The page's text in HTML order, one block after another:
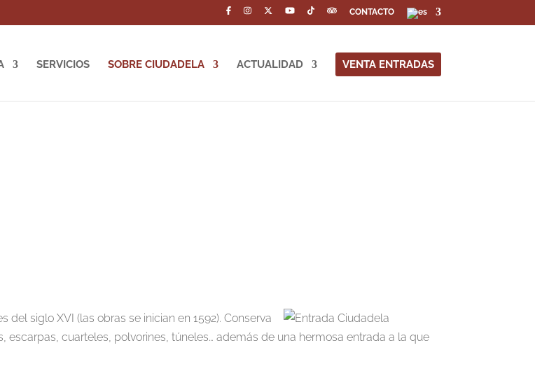
CONTACTO
SERVICIOS SOBRE CIUDADELA ACTUALIDAD VENTA ENTRADAS
siglo XVI (las obras se inician en 1592). Conserva
cuarteles, polvorines, túneles… además de una hermosa entrada a la que